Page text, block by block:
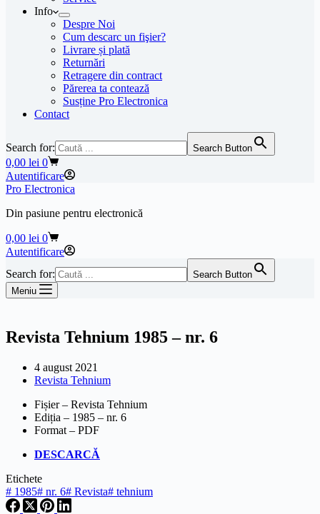
Info
Despre Noi
Cum descarc un fişier?
Livrare și plată
Returnări
Retragere din contract
Părerea ta contează
Susține Pro Electronica
Contact
Search for: Search Button
Coș
de
cumpărături
0,00 lei 0
Autentificare
Pro Electronica
Din pasiune pentru electronică
Coș
de
0,00 lei 0
Autentificare
Search for:
Search Button
Meniu
Revista Tehnium 1985 – nr. 6
4 august 2021
Revista Tehnium
Fișier – Revista Tehnium
Ediția – 1985 – nr. 6
Format – PDF
DESCARCĂ
Etichete
# 1985# nr. 6# Revista# tehnium